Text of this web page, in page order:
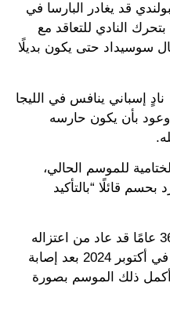
قد يغادر البارسا في
النادي للتعاقد مع
سوسيداد حتى يكون بديلًا
إسباني ينافس في الليجا
بأن يكون حارسه
للموسم الحالي،
قائلًا “بالتأكيد
وكان الحارس البالغ من العمر 36 عامًا قد عاد من اعتزاله
خصيصًا للانضمام إلى برشلونة في أكتوبر 2024 بعد إصابة
ذلك الموسم بصورة